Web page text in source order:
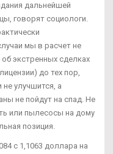
дальнейшей
говорят социологи.
мы в расчет не
экстренных сделках
до тех пор,
не улучшится, а
не пойдут на спад. Не
или пылесосы на дому
позиция.
с 1,1063 доллара на